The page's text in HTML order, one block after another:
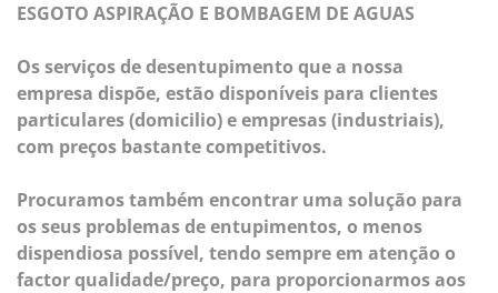
ESGOTO ASPIRAÇÃO E BOMBAGEM DE AGUAS
Os serviços de desentupimento que a nossa
empresa dispõe, estão disponíveis para clientes
particulares (domicilio) e empresas (industriais),
com preços bastante competitivos.
Procuramos também encontrar uma solução para
os seus problemas de entupimentos, o menos
dispendiosa possível, tendo sempre em atenção o
factor qualidade/preço, para proporcionarmos aos